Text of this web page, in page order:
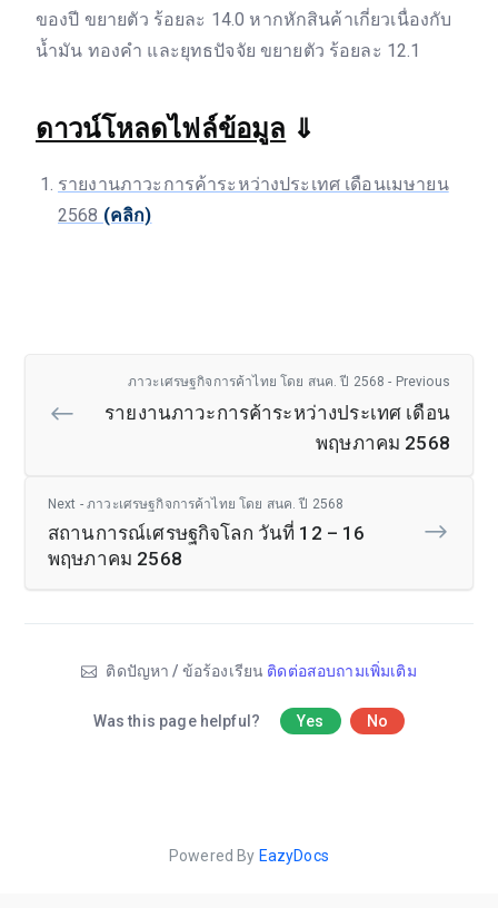
ของปี ขยายตัว ร้อยละ 14.0 หากหักสินค้าเกี่ยวเนื่องกับ
น้ำมัน ทองคำ และยุทธปัจจัย ขยายตัว ร้อยละ 12.1
ดาวน์โหลดไฟล์ข้อมูล ⇓
รายงานภาวะการค้าระหว่างประเทศ เดือนเมษายน
2568 (คลิก)
ภาวะเศรษฐกิจการค้าไทย โดย สนค. ปี 2568 - Previous
รายงานภาวะการค้าระหว่างประเทศ เดือน
พฤษภาคม 2568
Next - ภาวะเศรษฐกิจการค้าไทย โดย สนค. ปี 2568
สถานการณ์เศรษฐกิจโลก วันที่ 12 – 16
พฤษภาคม 2568
ติดปัญหา / ข้อร้องเรียน ติดต่อสอบถามเพิ่มเติม
Was this page helpful? Yes No
Powered By EazyDocs